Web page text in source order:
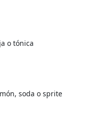
o tónica
soda o sprite